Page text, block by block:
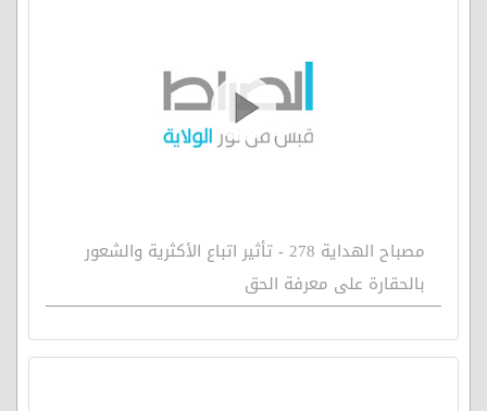
مصباح الهداية 278 - تأثير اتباع الأكثرية والشعور
بالحقارة على معرفة الحق